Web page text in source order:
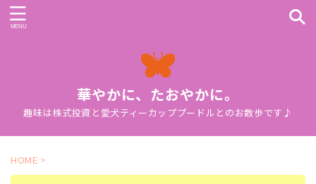
華やかに、たおやかに。
趣味は株式投資と愛犬ティーカッププードルとのお散歩です♪
HOME >